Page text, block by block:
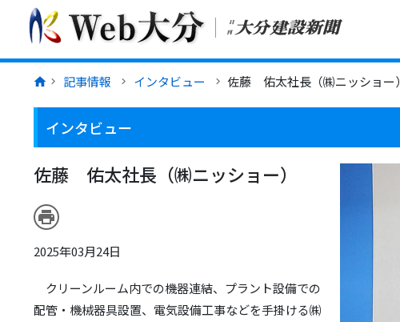
記事情報 インタビュー 佐藤 佑太社長（㈱ニッショー）
インタビュー
佐藤 佑太社長（㈱ニッショー）
print
2025年03月24日
クリーンルーム内での機器連結、プラント設備での
配管・機械器具設置、電気設備工事などを手掛ける㈱